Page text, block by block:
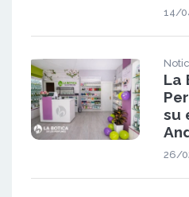
14/
La
su
26/